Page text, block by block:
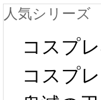
中国旧
響で
人気シリーズ
コスプ
コスプ